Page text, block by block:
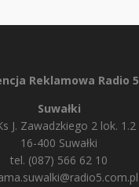
Reklamowa Radio 5
Suwałki
J. Zawadzkiego 2 lok. 1.2
16-400 Suwałki
tel. (087) 566 62 10